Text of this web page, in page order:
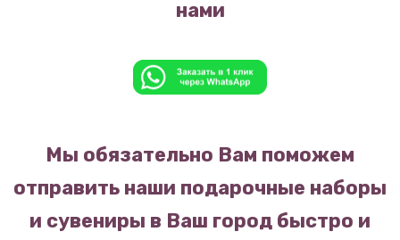
нами
Мы обязательно Вам поможем
отправить наши подарочные наборы
и сувениры в Ваш город быстро и